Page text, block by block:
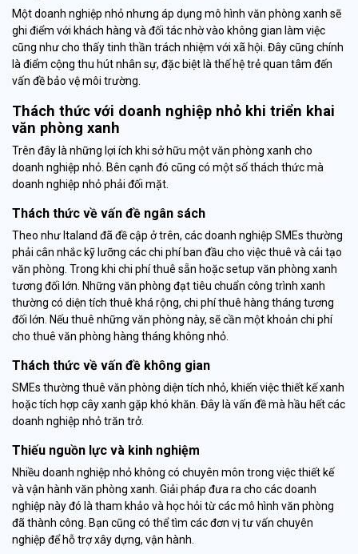
Một doanh nghiệp nhỏ nhưng áp dụng mô hình văn phòng xanh sẽ
ghi điểm với khách hàng và đối tác nhờ vào không gian làm việc
cũng như cho thấy tinh thần trách nhiệm với xã hội. Đây cũng chính
là điểm cộng thu hút nhân sự, đặc biệt là thế hệ trẻ quan tâm đến
vấn đề bảo vệ môi trường.
Thách thức với doanh nghiệp nhỏ khi triển khai
văn phòng xanh
Trên đây là những lợi ích khi sở hữu một văn phòng xanh cho
doanh nghiệp nhỏ. Bên cạnh đó cũng có một số thách thức mà
doanh nghiệp nhỏ phải đối mặt.
Thách thức về vấn đề ngân sách
Theo như Italand đã đề cập ở trên, các doanh nghiệp SMEs thường
phải cân nhắc kỹ lưỡng các chi phí ban đầu cho việc thuê và cải tạo
văn phòng. Trong khi chi phí thuê sẵn hoặc setup văn phòng xanh
tương đối lớn. Những văn phòng đạt tiêu chuẩn công trình xanh
thường có diện tích thuê khá rộng, chi phí thuê hàng tháng tương
đối lớn. Nếu thuê những văn phòng này, sẽ cần một khoản chi phí
cho thuê văn phòng hàng tháng không nhỏ.
Thách thức về vấn đề không gian
SMEs thường thuê văn phòng diện tích nhỏ, khiến việc thiết kế xanh
hoặc tích hợp cây xanh gặp khó khăn. Đây là vấn đề mà hầu hết các
doanh nghiệp nhỏ trăn trở.
Thiếu nguồn lực và kinh nghiệm
Nhiều doanh nghiệp nhỏ không có chuyên môn trong việc thiết kế
và vận hành văn phòng xanh. Giải pháp đưa ra cho các doanh
nghiệp này đó là tham khảo và học hỏi từ các mô hình văn phòng
đã thành công. Bạn cũng có thể tìm các đơn vị tư vấn chuyên
nghiệp để hỗ trợ xây dựng, vận hành.